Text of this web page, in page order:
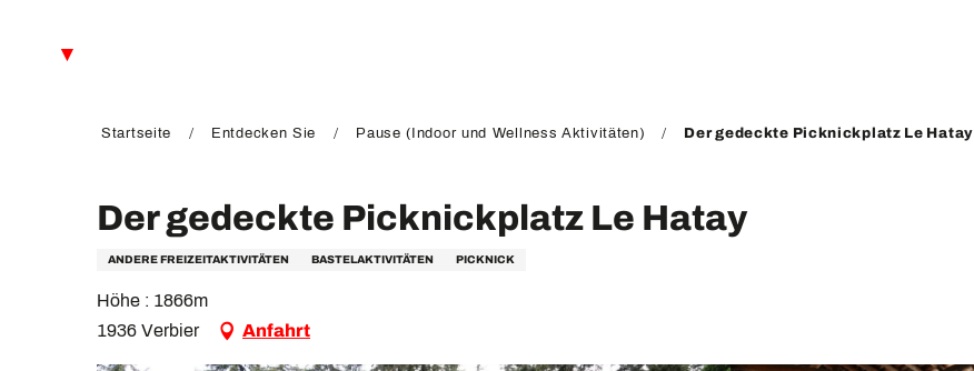
Startseite Entdecken Sie Pause (Indoor und Wellness Aktivitäten) Der gedeckte Picknickplatz Le Hatay
Der gedeckte Picknickplatz Le Hatay
ANDERE FREIZEITAKTIVITÄTEN BASTELAKTIVITÄTEN PICKNICK
Höhe : 1866m
1936 Verbier
Anfahrt